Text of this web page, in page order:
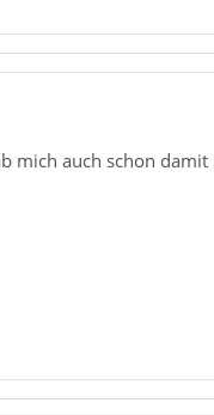
mich auch schon